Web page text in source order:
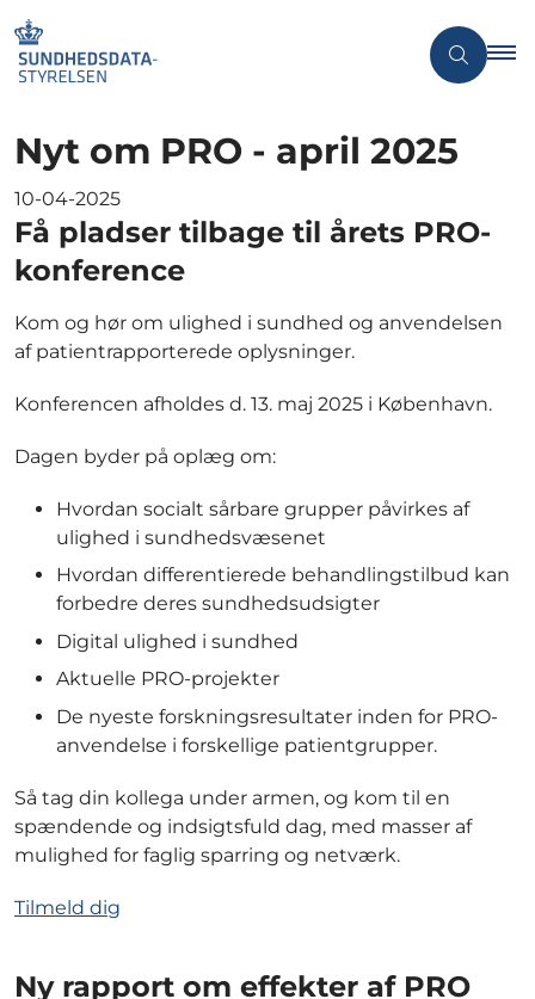
Nyt om PRO - april 2025
10-04-2025
Få pladser tilbage til årets PRO-
konference
Kom og hør om ulighed i sundhed og anvendelsen
af patientrapporterede oplysninger.
Konferencen afholdes d. 13. maj 2025 i København.
Dagen byder på oplæg om:
Hvordan socialt sårbare grupper påvirkes af
ulighed i sundhedsvæsenet
Hvordan differentierede behandlingstilbud kan
forbedre deres sundhedsudsigter
Digital ulighed i sundhed
Aktuelle PRO-projekter
De nyeste forskningsresultater inden for PRO-
anvendelse i forskellige patientgrupper.
Så tag din kollega under armen, og kom til en
spændende og indsigtsfuld dag, med masser af
mulighed for faglig sparring og netværk.
Tilmeld dig
Ny rapport om effekter af PRO